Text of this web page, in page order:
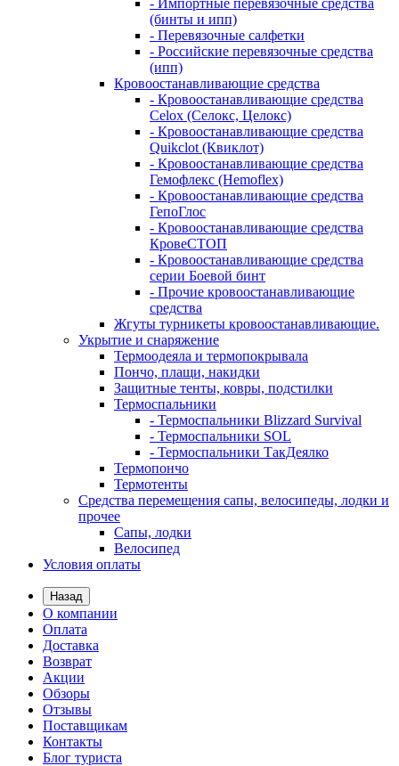
- Импортные перевязочные средства
(бинты и ипп)
- Перевязочные салфетки
- Российские перевязочные средства
(ипп)
Кровоостанавливающие средства
- Кровоостанавливающие средства
Celox (Селокс, Целокс)
- Кровоостанавливающие средства
Quikclot (Квиклот)
- Кровоостанавливающие средства
Гемофлекс (Hemoflex)
- Кровоостанавливающие средства
ГепоГлос
- Кровоостанавливающие средства
КровеСТОП
- Кровоостанавливающие средства
серии Боевой бинт
- Прочие кровоостанавливающие
средства
Жгуты турникеты кровоостанавливающие.
Укрытие и снаряжение
Термоодеяла и термопокрывала
Пончо, плащи, накидки
Защитные тенты, ковры, подстилки
Термоспальники
- Термоспальники Blizzard Survival
- Термоспальники SOL
- Термоспальники ТакДеялко
Термопончо
Термотенты
Средства перемещения сапы, велосипеды, лодки и
прочее
Сапы, лодки
Велосипед
Условия оплаты
Назад
О компании
Оплата
Доставка
Возврат
Акции
Обзоры
Отзывы
Поставщикам
Контакты
Блог туриста